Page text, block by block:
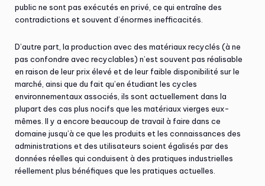
public ne sont pas exécutés en privé, ce qui entraîne des
contradictions et souvent d’énormes inefficacités.
D’autre part, la production avec des matériaux recyclés (à ne
pas confondre avec recyclables) n’est souvent pas réalisable
en raison de leur prix élevé et de leur faible disponibilité sur le
marché, ainsi que du fait qu’en étudiant les cycles
environnementaux associés, ils sont actuellement dans la
plupart des cas plus nocifs que les matériaux vierges eux-
mêmes. Il y a encore beaucoup de travail à faire dans ce
domaine jusqu’à ce que les produits et les connaissances des
administrations et des utilisateurs soient égalisés par des
données réelles qui conduisent à des pratiques industrielles
réellement plus bénéfiques que les pratiques actuelles.